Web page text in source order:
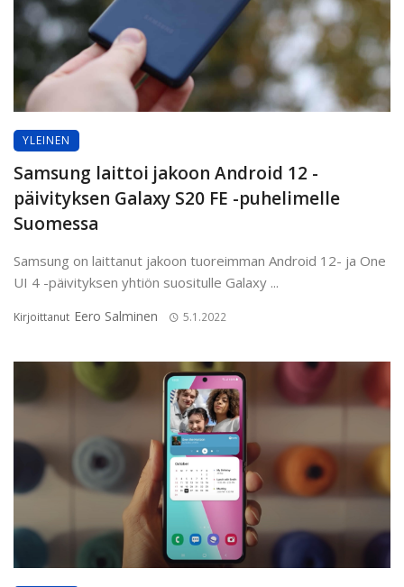
YLEINEN
Samsung laittoi jakoon Android 12 -
päivityksen Galaxy S20 FE -puhelimelle
Suomessa
Samsung on laittanut jakoon tuoreimman Android 12- ja One
UI 4 -päivityksen yhtiön suositulle Galaxy ...
Kirjoittanut Eero Salminen 5.1.2022